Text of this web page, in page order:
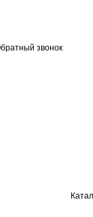
звонок